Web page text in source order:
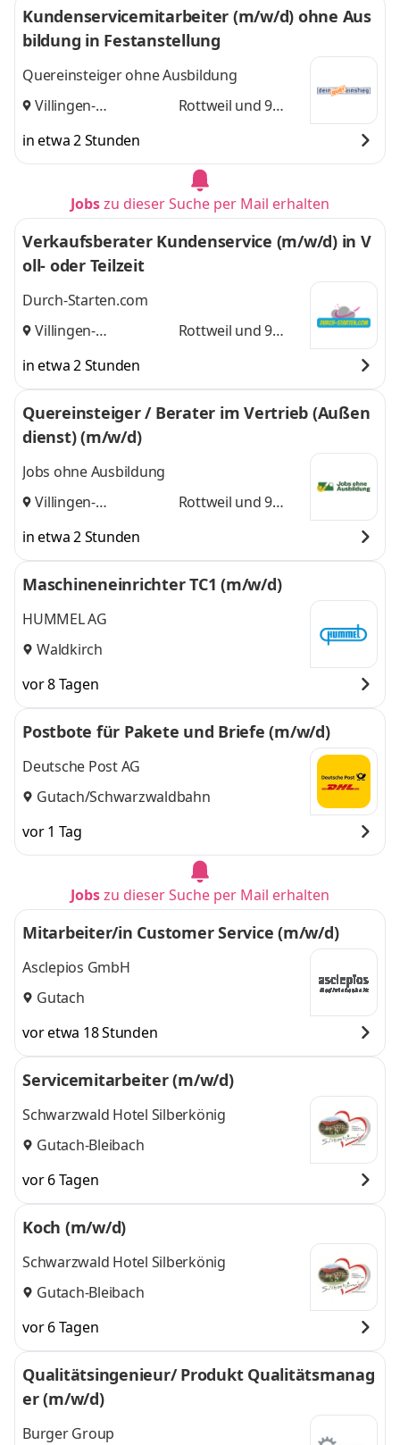
Kundenservicemitarbeiter (m/w/d) ohne Aus
bildung in Festanstellung
Quereinsteiger ohne Ausbildung
Villingen-
Rottweil und 9
in etwa 2 Stunden
Jobszu dieser Suche per Mail erhalten
Verkaufsberater Kundenservice (m/w/d) in V
oll- oder Teilzeit
Durch-Starten.com
Villingen-
Rottweil und 9
in etwa 2 Stunden
Quereinsteiger / Berater im Vertrieb (Außen
dienst) (m/w/d)
Jobs ohne Ausbildung
Villingen-
Rottweil und 9
in etwa 2 Stunden
Maschineneinrichter TC1 (m/w/d)
HUMMEL AG
Waldkirch
vor 8 Tagen
Postbote für Pakete und Briefe (m/w/d)
Deutsche Post AG
Gutach/Schwarzwaldbahn
vor 1 Tag
Jobszu dieser Suche per Mail erhalten
Mitarbeiter/in Customer Service (m/w/d)
Asclepios GmbH
Gutach
vor etwa 18 Stunden
Servicemitarbeiter (m/w/d)
Schwarzwald Hotel Silberkönig
Gutach-Bleibach
vor 6 Tagen
Koch (m/w/d)
Schwarzwald Hotel Silberkönig
Gutach-Bleibach
vor 6 Tagen
Qualitätsingenieur/ Produkt Qualitätsmanag
er (m/w/d)
Burger Group